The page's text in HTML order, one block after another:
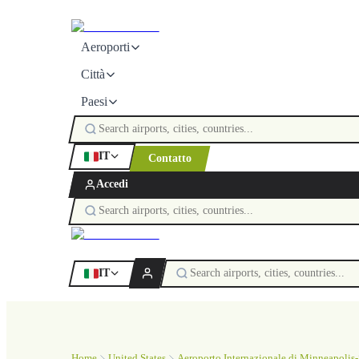
Aeroporti
Città
Paesi
IT Contatto
Accedi
IT